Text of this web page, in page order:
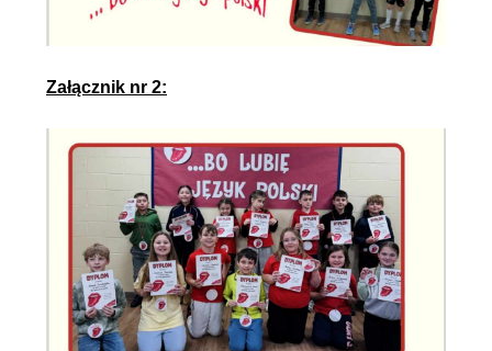
Załącznik nr 2: